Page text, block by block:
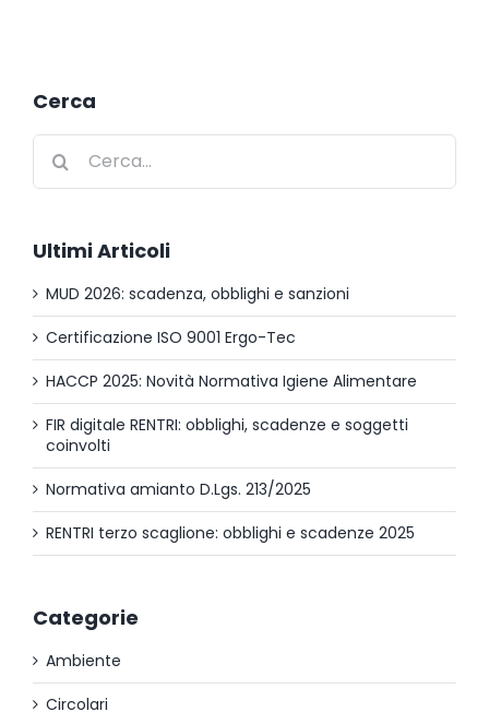
Cerca
Cerca
per:
Ultimi Articoli
MUD 2026: scadenza, obblighi e sanzioni
Certificazione ISO 9001 Ergo-Tec
HACCP 2025: Novità Normativa Igiene Alimentare
FIR digitale RENTRI: obblighi, scadenze e soggetti
coinvolti
Normativa amianto D.Lgs. 213/2025
RENTRI terzo scaglione: obblighi e scadenze 2025
Categorie
Ambiente
Circolari